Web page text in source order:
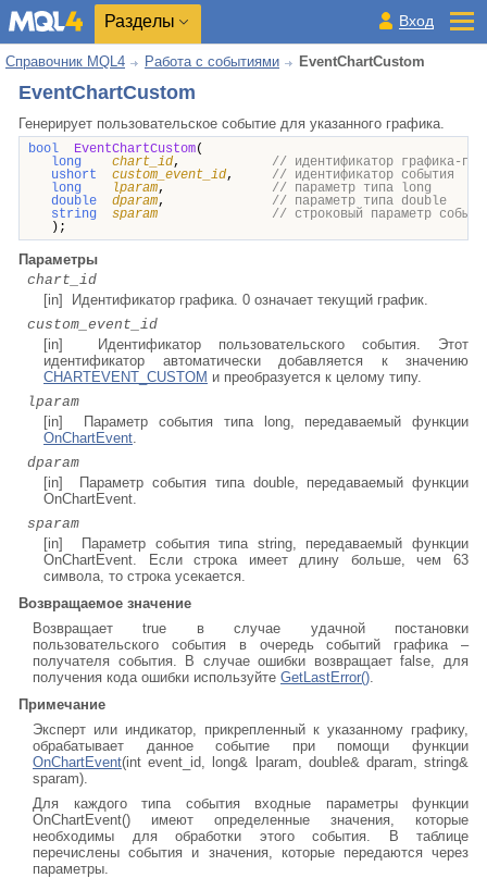
Разделы Вход
Справочник MQL4 Работа с событиями EventChartCustom
EventChartCustom
Генерирует пользовательское событие для указанного графика.
bool EventChartCustom(
long
chart_id, // идентификатор графика-
ushort
custom_event_id, // идентификатор события
long
lparam, // параметр типа long
double
dparam, // параметр типа double
string
sparam
// строковый параметр
);
Параметры
chart_id
[in] Идентификатор графика. 0 означает текущий график.
custom_event_id
[in] Идентификатор пользовательского события. Этот
идентификатор автоматически добавляется к значению
CHARTEVENT_CUSTOM и преобразуется к целому типу.
lparam
[in] Параметр события типа long, передаваемый функции
OnChartEvent.
dparam
[in] Параметр события типа double, передаваемый функции
OnChartEvent.
sparam
[in] Параметр события типа string, передаваемый функции
OnChartEvent. Если строка имеет длину больше, чем 63
символа, то строка усекается.
Возвращаемое значение
Возвращает true в случае удачной постановки
пользовательского события в очередь событий графика –
получателя события. В случае ошибки возвращает false, для
получения кода ошибки используйте GetLastError().
Примечание
Эксперт или индикатор, прикрепленный к указанному графику,
обрабатывает данное событие при помощи функции
OnChartEvent(int event_id, long& lparam, double& dparam, string&
sparam).
Для каждого типа события входные параметры функции
OnChartEvent() имеют определенные значения, которые
необходимы для обработки этого события. В таблице
перечислены события и значения, которые передаются через
параметры.